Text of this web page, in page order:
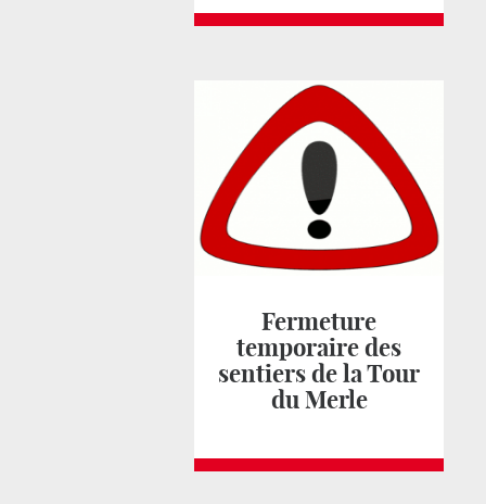
Fermeture
temporaire des
sentiers de la Tour
du Merle